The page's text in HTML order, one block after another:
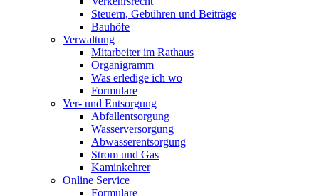
Steuern, Gebühren und Beiträge
Bauhöfe
Verwaltung
Mitarbeiter im Rathaus
Organigramm
Was erledige ich wo
Formulare
Ver- und Entsorgung
Abfallentsorgung
Wasserversorgung
Abwasserentsorgung
Strom und Gas
Kaminkehrer
Online Service
Formulare